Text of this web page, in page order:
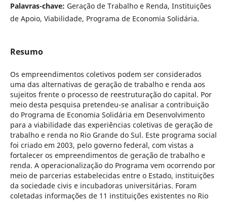
Palavras-chave: Geração de Trabalho e Renda, Instituições
de Apoio, Viabilidade, Programa de Economia Solidária.
Resumo
Os empreendimentos coletivos podem ser considerados
uma das alternativas de geração de trabalho e renda aos
sujeitos frente o processo de reestruturação do capital. Por
meio desta pesquisa pretendeu-se analisar a contribuição
do Programa de Economia Solidária em Desenvolvimento
para a viabilidade das experiências coletivas de geração de
trabalho e renda no Rio Grande do Sul. Este programa social
foi criado em 2003, pelo governo federal, com vistas a
fortalecer os empreendimentos de geração de trabalho e
renda. A operacionalização do Programa vem ocorrendo por
meio de parcerias estabelecidas entre o Estado, instituições
da sociedade civis e incubadoras universitárias. Foram
coletadas informações de 11 instituições existentes no Rio